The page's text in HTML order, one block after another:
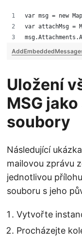
var msg = new
var attachMsg =
Uložení
MSG
soubory
Následující
mailovou zprávu
jednotlivou
souboru s jeho
Vytvořte
Procházejte